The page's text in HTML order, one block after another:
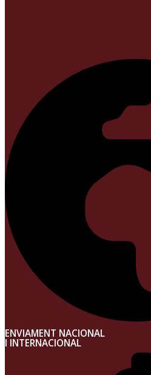
ENVIAMENT NACIONAL
I INTERNACIONAL